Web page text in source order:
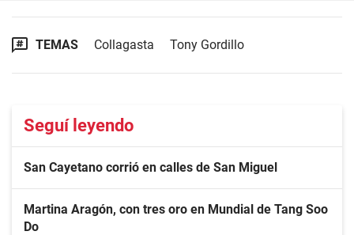
TEMAS Collagasta Tony Gordillo
Seguí leyendo
San Cayetano corrió en calles de San Miguel
Martina Aragón, con tres oro en Mundial de Tang Soo
Do